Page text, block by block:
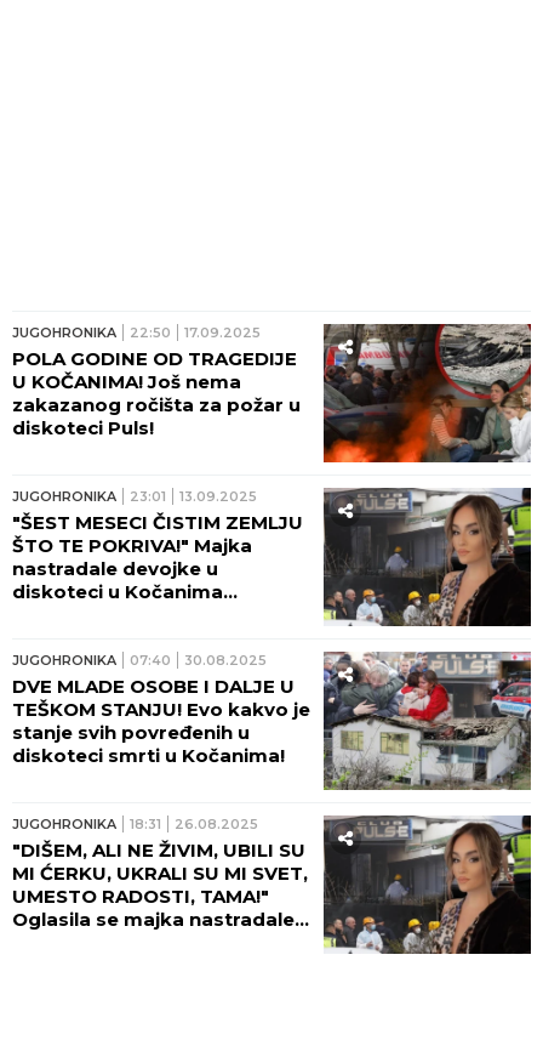
JUGOHRONIKA 22:50 17.09.2025
POLA GODINE OD TRAGEDIJE
U KOČANIMA! Još nema
zakazanog ročišta za požar u
diskoteci Puls!
JUGOHRONIKA 23:01 13.09.2025
"ŠEST MESECI ČISTIM ZEMLJU
ŠTO TE POKRIVA!" Majka
nastradale devojke u
diskoteci u Kočanima
JUGOHRONIKA 07:40 30.08.2025
DVE MLADE OSOBE I DALJE U
TEŠKOM STANJU! Evo kakvo je
stanje svih povređenih u
diskoteci smrti u Kočanima!
JUGOHRONIKA 18:31 26.08.2025
"DIŠEM, ALI NE ŽIVIM, UBILI SU
MI ĆERKU, UKRALI SU MI SVET,
UMESTO RADOSTI, TAMA!"
Oglasila se majka nastradale